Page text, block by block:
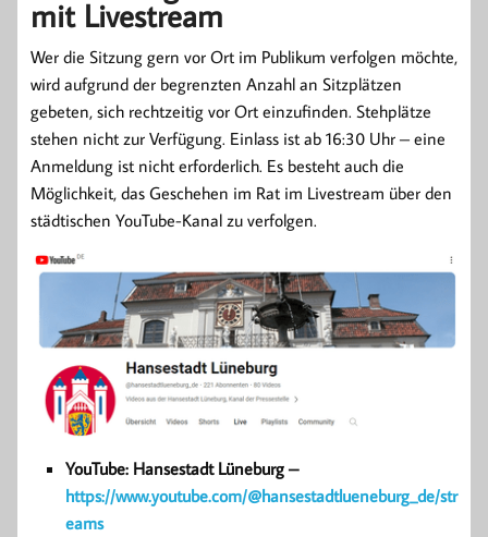
mit Livestream
Wer die Sitzung gern vor Ort im Publikum verfolgen möchte,
wird aufgrund der begrenzten Anzahl an Sitzplätzen
gebeten, sich rechtzeitig vor Ort einzufinden. Stehplätze
stehen nicht zur Verfügung. Einlass ist ab 16:30 Uhr – eine
Anmeldung ist nicht erforderlich. Es besteht auch die
Möglichkeit, das Geschehen im Rat im Livestream über den
städtischen YouTube-Kanal zu verfolgen.
YouTube: Hansestadt Lüneburg –
https://www.youtube.com/@hansestadtlueneburg_de/str
eams